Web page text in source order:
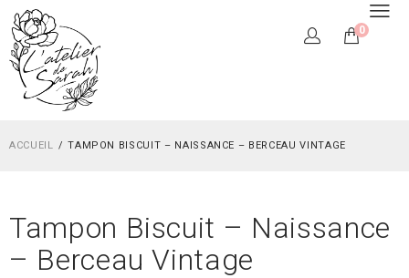
0
ACCUEIL TAMPON BISCUIT – NAISSANCE – BERCEAU VINTAGE
Tampon Biscuit – Naissance
– Berceau Vintage